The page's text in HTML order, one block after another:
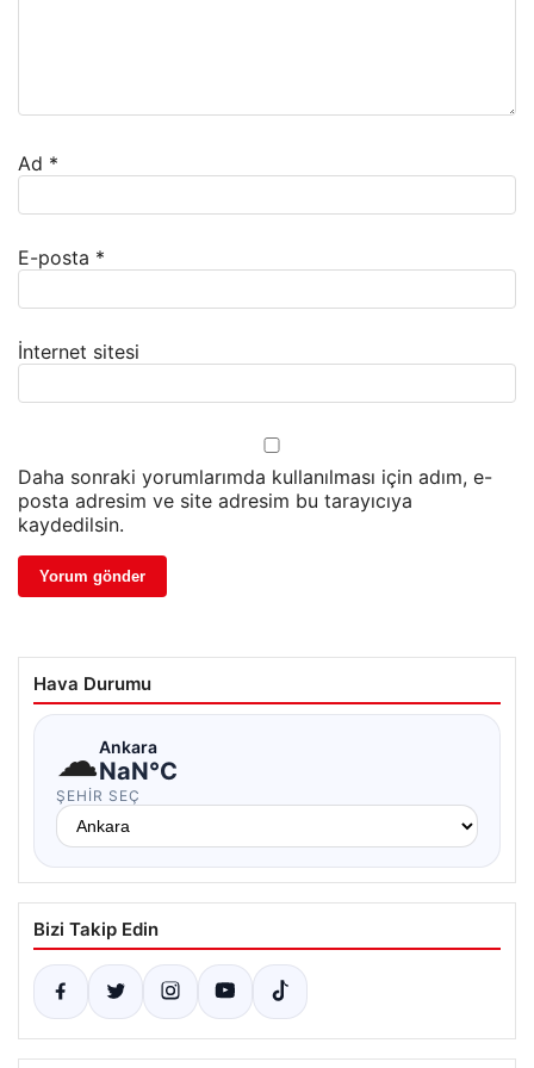
Ad *
E-posta *
İnternet sitesi
Daha sonraki yorumlarımda kullanılması için adım, e-
posta adresim ve site adresim bu tarayıcıya
kaydedilsin.
Hava Durumu
☁Ankara
NaN°C
ŞEHIR SEÇ
Bizi Takip Edin